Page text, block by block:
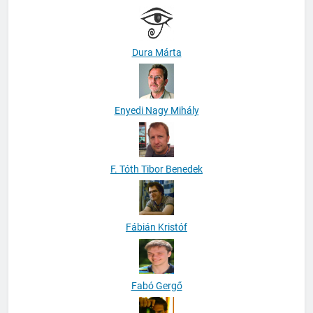
Dura Márta
Enyedi Nagy Mihály
F. Tóth Tibor Benedek
Fábián Kristóf
Fabó Gergő